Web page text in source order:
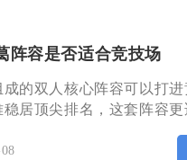
阵容是否适合竞技场
的双人核心阵容可以打进
稳居顶尖排名，这套阵容更